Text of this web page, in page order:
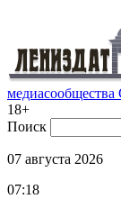
медиасообщества
18+
Поиск
07 августа 2026
07:18